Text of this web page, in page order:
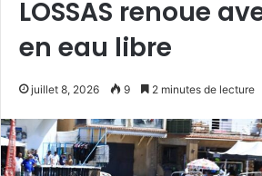
LOSSAS renoue
en eau libre
juillet 8, 2026 9 2 minutes de lecture